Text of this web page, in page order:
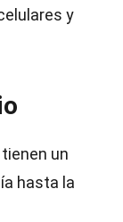
y
un
hasta la